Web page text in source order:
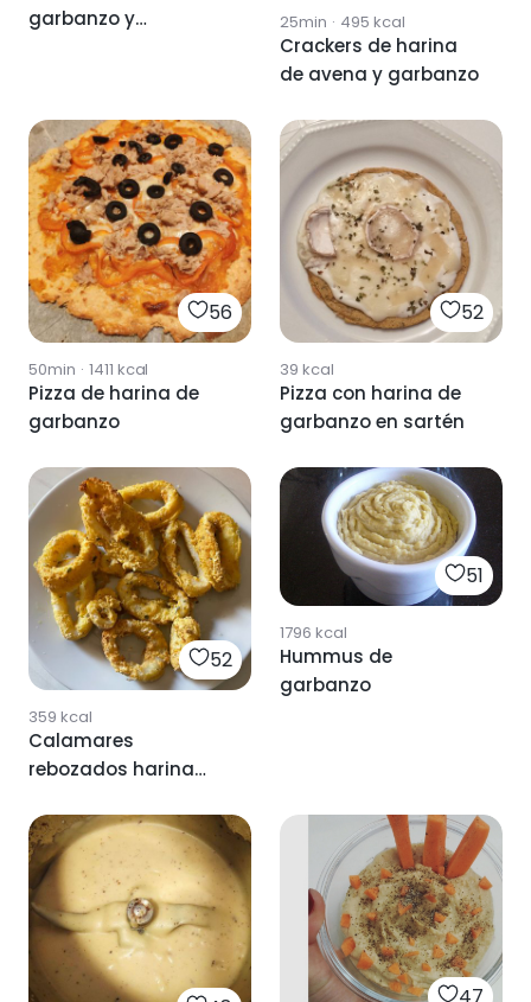
garbanzo y
25min · 495 kcal
Crackers de harina
de avena y garbanzo
56
50min · 1411 kcal
Pizza de harina de
garbanzo
52
39 kcal
Pizza con harina de
garbanzo en sartén
52
359 kcal
Calamares
rebozados harina
51
1796 kcal
Hummus de
garbanzo